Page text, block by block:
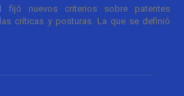
fijó nuevos criterios sobre patentes
críticas y posturas. La que se definió